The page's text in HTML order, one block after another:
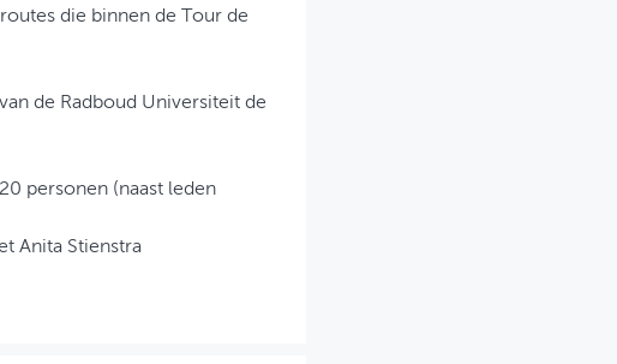
die binnen de Tour de
de Radboud Universiteit de
personen (naast leden
Anita Stienstra